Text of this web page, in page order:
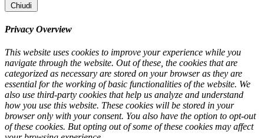
Chiudi
Privacy Overview
This website uses cookies to improve your experience while you
navigate through the website. Out of these, the cookies that are
categorized as necessary are stored on your browser as they are
essential for the working of basic functionalities of the website. We
also use third-party cookies that help us analyze and understand
how you use this website. These cookies will be stored in your
browser only with your consent. You also have the option to opt-out
of these cookies. But opting out of some of these cookies may affect